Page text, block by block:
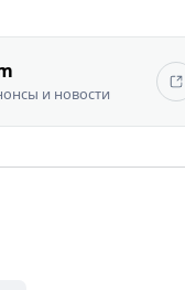
и новости